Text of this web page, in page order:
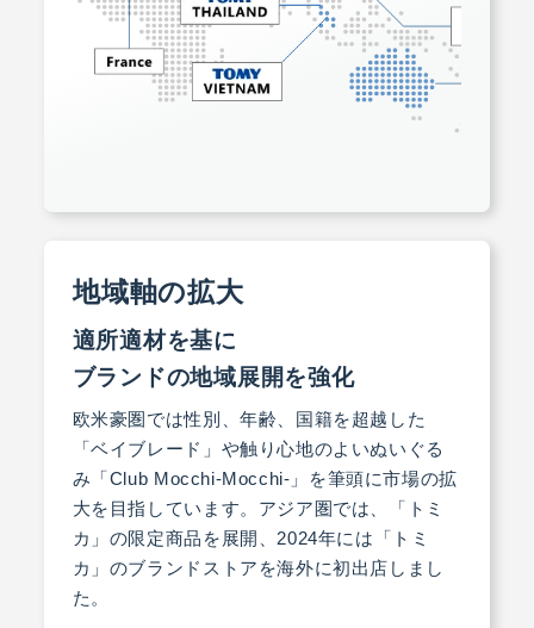
地域軸の拡大
適所適材を基に
ブランドの地域展開を強化
欧米豪圏では性別、年齢、国籍を超越した
「ベイブレード」や触り心地のよいぬいぐる
み「Club Mocchi-Mocchi-」を筆頭に市場の拡
大を目指しています。アジア圏では、「トミ
カ」の限定商品を展開、2024年には「トミ
カ」のブランドストアを海外に初出店しまし
た。